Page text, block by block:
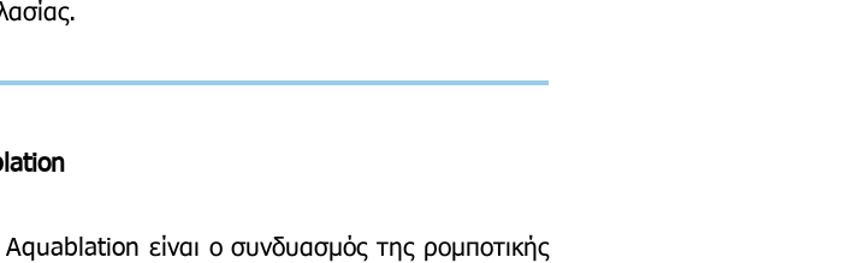
είναι ο συνδυασμός της ρομποτικής